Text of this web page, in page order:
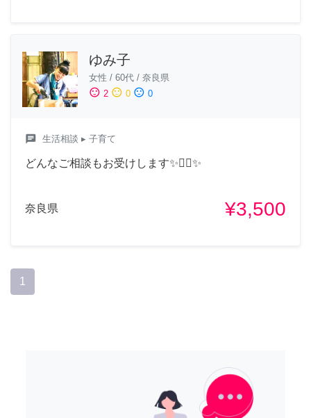
ゆみ子
女性 / 60代 / 奈良県
sentiment_satisfied 2 sentiment_neutral 0 sentiment_dissatisfied 0
chat 生活相談 ▸ 子育て
どんなご相談もお受けします✨🧚‍♀️✨
奈良県 ¥3,500
1